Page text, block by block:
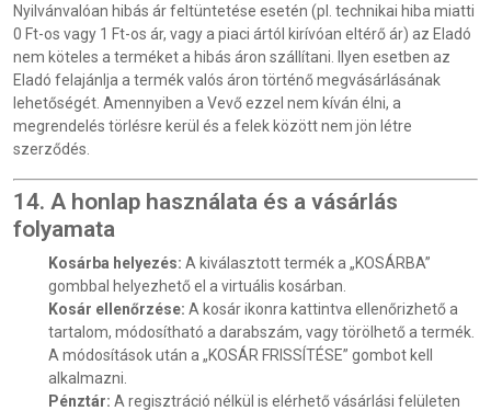
Nyilvánvalóan hibás ár feltüntetése esetén (pl. technikai hiba miatti
0 Ft-os vagy 1 Ft-os ár, vagy a piaci ártól kirívóan eltérő ár) az Eladó
nem köteles a terméket a hibás áron szállítani. Ilyen esetben az
Eladó felajánlja a termék valós áron történő megvásárlásának
lehetőségét. Amennyiben a Vevő ezzel nem kíván élni, a
megrendelés törlésre kerül és a felek között nem jön létre
szerződés.
14. A honlap használata és a vásárlás
folyamata
Kosárba helyezés: A kiválasztott termék a „KOSÁRBA”
gombbal helyezhető el a virtuális kosárban.
Kosár ellenőrzése: A kosár ikonra kattintva ellenőrizhető a
tartalom, módosítható a darabszám, vagy törölhető a termék.
A módosítások után a „KOSÁR FRISSÍTÉSE” gombot kell
alkalmazni.
Pénztár: A regisztráció nélkül is elérhető vásárlási felületen